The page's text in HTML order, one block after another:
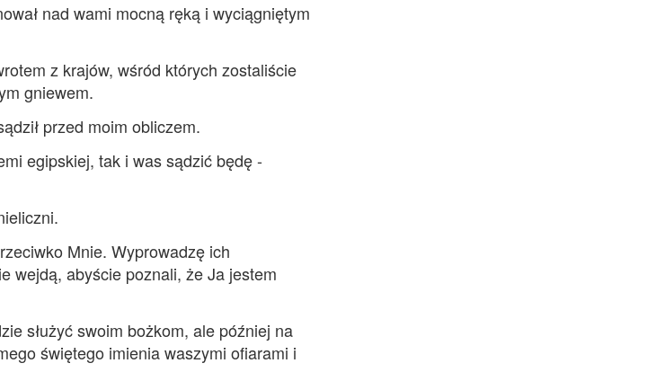
nad wami mocną ręką i wyciągniętym
z krajów, wśród których zostaliście
gniewem.
przed moim obliczem.
egipskiej, tak i was sądzić będę -
Mnie. Wyprowadzę ich
wejdą, abyście poznali, że Ja jestem
służyć swoim bożkom, ale później na
świętego imienia waszymi ofiarami i